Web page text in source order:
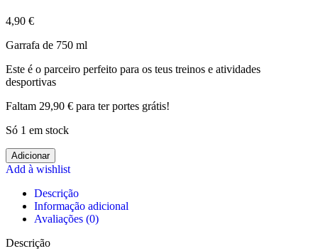
4,90 €
Garrafa de 750 ml
Este é o parceiro perfeito para os teus treinos e atividades
desportivas
Faltam 29,90 € para ter portes grátis!
Só 1 em stock
Quantidade
de
Bottle
750ml
Adicionar
Add à wishlist
Descrição
Informação adicional
Avaliações (0)
Descrição